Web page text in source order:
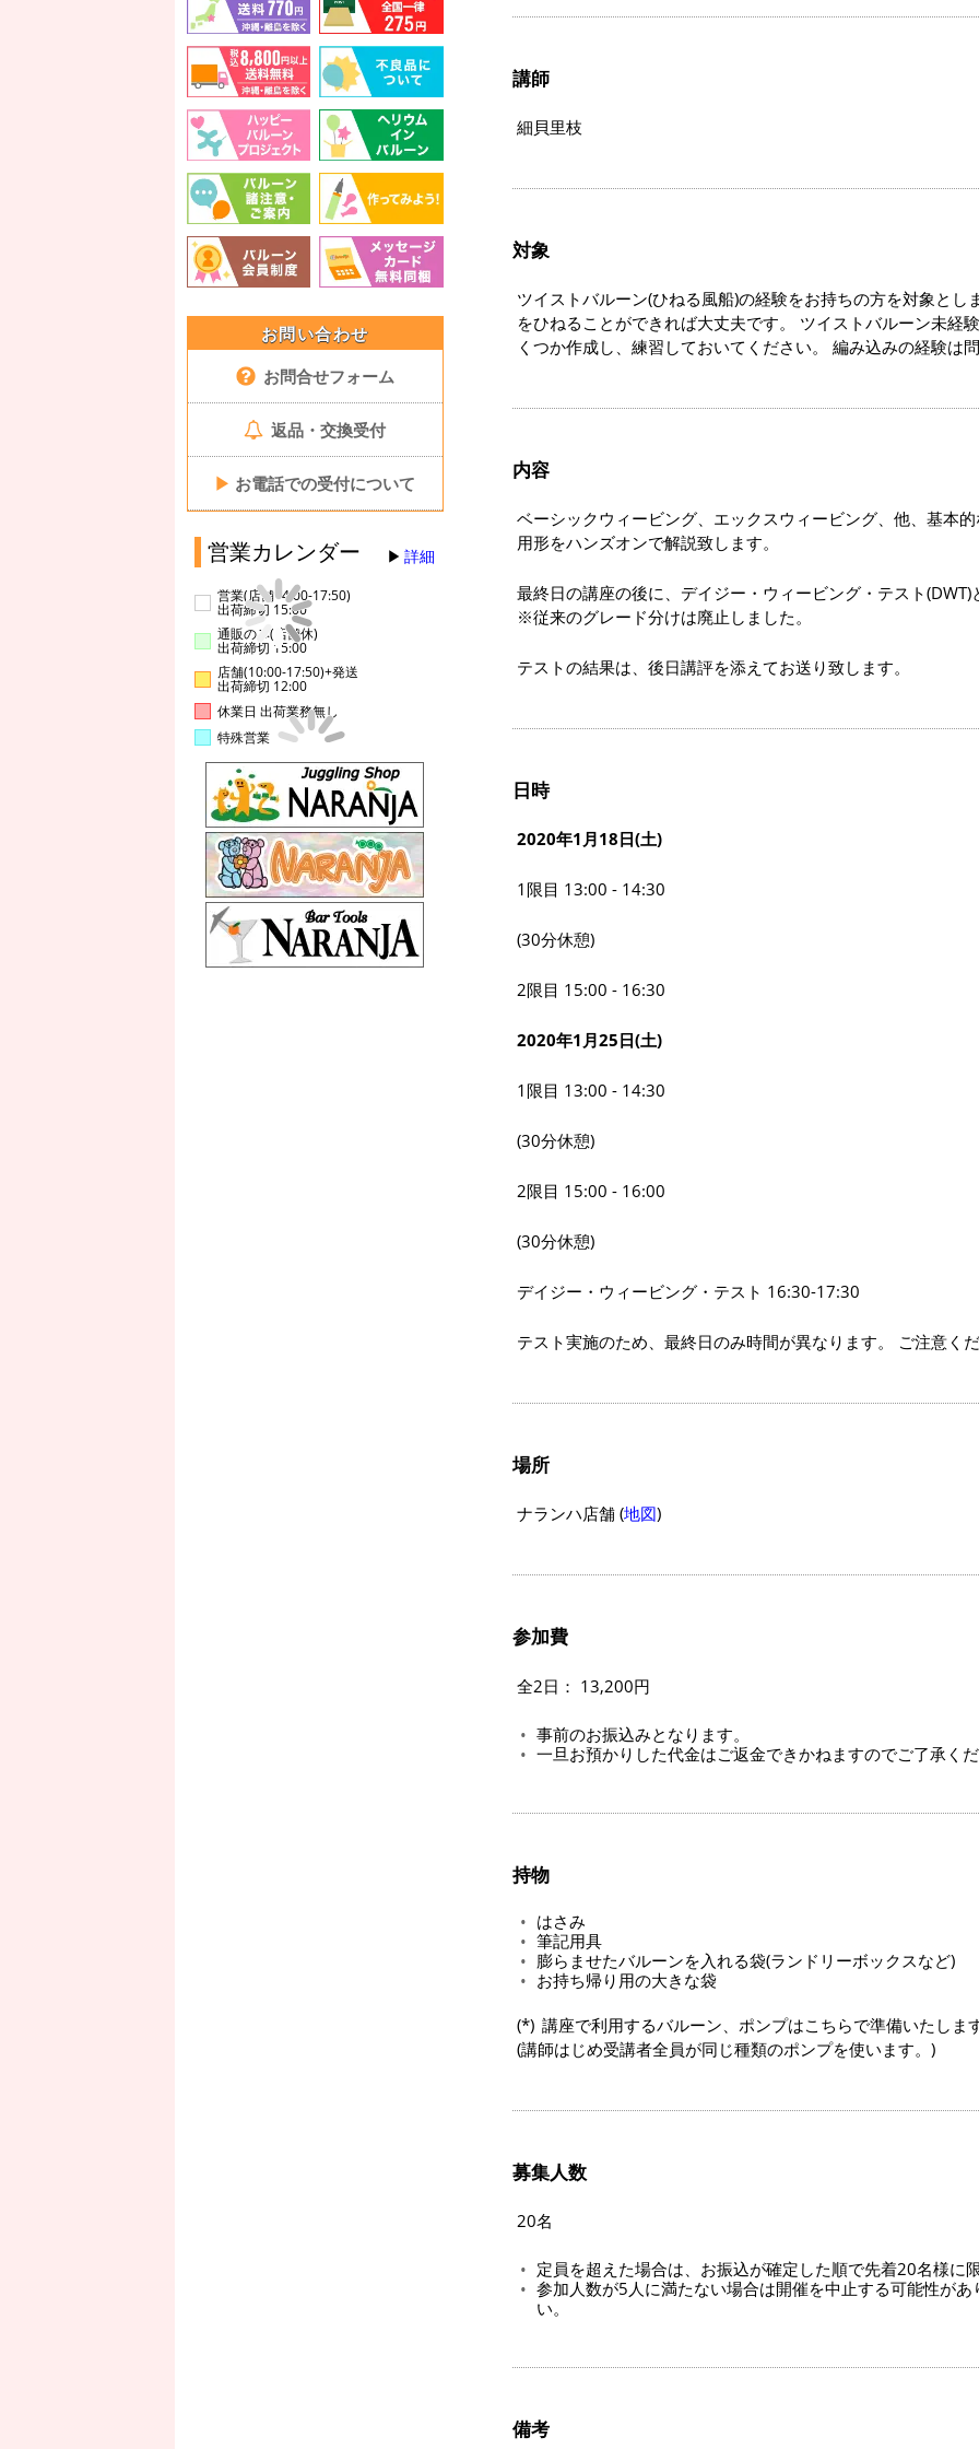
お問い合わせ
お問合せフォーム
返品・交換受付
▶ お電話での受付について
営業カレンダー 詳細
営業(店舗14:00-17:50)
出荷締切 15:00
通販のみ(店舗休)
出荷締切 15:00
店舗(10:00-17:50)+発送
出荷締切 12:00
休業日 出荷業務無し
特殊営業
講師
細貝里枝
対象
ツイストバルーン(ひねる風船)の経験をお持ちの方を対象と
をひねることができれば大丈夫です。 ツイストバルーン未経
くつか作成し、練習しておいてください。 編み込みの経験は
内容
ベーシックウィービング、エックスウィービング、他、基本
用形をハンズオンで解説致します。
最終日の講座の後に、デイジー・ウィービング・テスト
※従来のグレード分けは廃止しました。
テストの結果は、後日講評を添えてお送り致します。
日時
2020年1月18日(土)
1限目 13:00 - 14:30
(30分休憩)
2限目 15:00 - 16:30
2020年1月25日(土)
1限目 13:00 - 14:30
(30分休憩)
2限目 15:00 - 16:00
(30分休憩)
デイジー・ウィービング・テスト 16:30-17:30
テスト実施のため、最終日のみ時間が異なります。 ご注意く
場所
ナランハ店舗 (地図)
参加費
全2日： 13,200円
事前のお振込みとなります。
一旦お預かりした代金はご返金できかねますのでご了承く
持物
はさみ
筆記用具
膨らませたバルーンを入れる袋(ランドリーボックスなど)
お持ち帰り用の大きな袋
講座で利用するバルーン、ポンプはこちらで準備いたしま
(講師はじめ受講者全員が同じ種類のポンプを使います。)
募集人数
20名
定員を超えた場合は、お振込が確定した順で先着20名様に
参加人数が5人に満たない場合は開催を中止する可能性が
い。
備考